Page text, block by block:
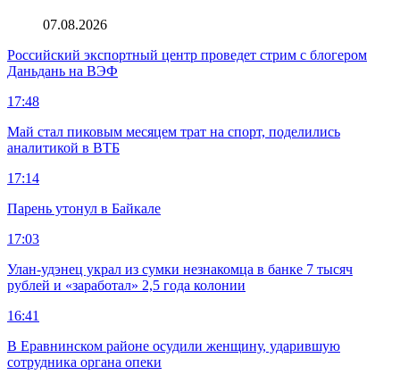
07.08.2026
Российский экспортный центр проведет стрим с блогером
Даньдань на ВЭФ
17:48
Май стал пиковым месяцем трат на спорт, поделились
аналитикой в ВТБ
17:14
Парень утонул в Байкале
17:03
Улан-удэнец украл из сумки незнакомца в банке 7 тысяч
рублей и «заработал» 2,5 года колонии
16:41
В Еравнинском районе осудили женщину, ударившую
сотрудника органа опеки